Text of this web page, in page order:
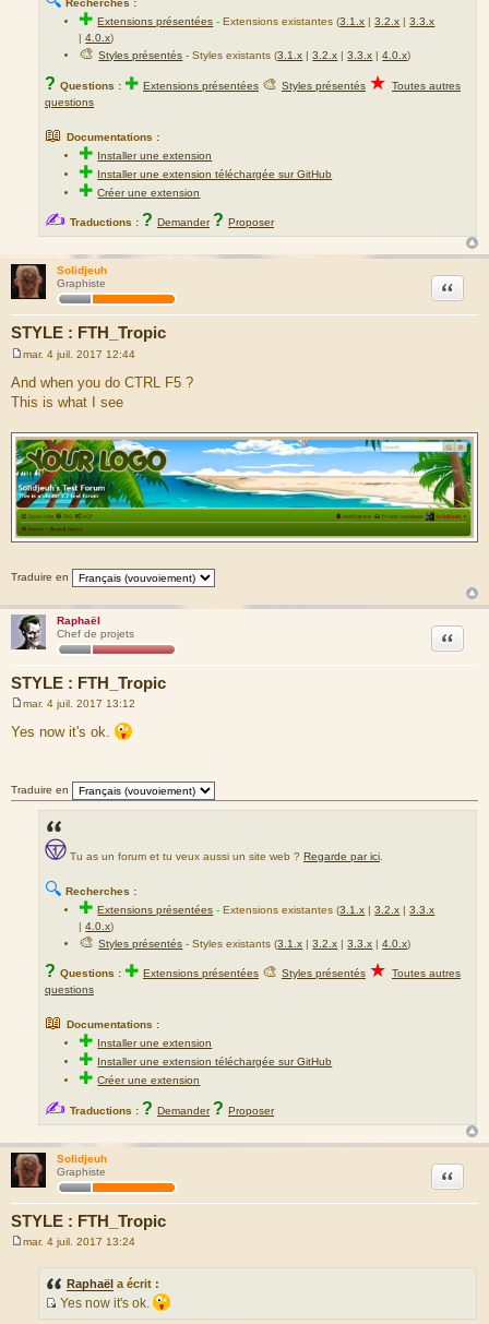
Recherches :
✚Extensions présentées -Extensions existantes (3.1.x |3.2.x |3.3.x
|4.0.x)
🎨Styles présentés - Styles existants (3.1.x |3.2.x |3.3.x |4.0.x)
? Questions : ✚ Extensions présentées 🎨 Styles présentés ★ Toutes autres
questions
📖 Documentations :
✚ Installer une extension
✚ Installer une extension téléchargée sur GitHub
✚Créer une extension
✍ Traductions : ? Demander ? Proposer
Solidjeuh
Graphiste
STYLE : FTH_Tropic
Citation
s
s
e
mar. 4 juil. 2017 12:44
And when you do CTRL F5 ?
This is what I see
Traduire en
Raphaël
Chef de projets
STYLE : FTH_Tropic
Citation
e
s
e
mar. 4 juil. 2017 13:12
Yes now it's ok.
Traduire en
Tu as un forum et tu veux aussi un site web ? Regarde par ici
🔍 Recherches :
✚Extensions présentées -Extensions existantes (3.1.x |3.2.x |3.3.x
|4.0.x)
🎨Styles présentés - Styles existants (3.1.x |3.2.x |3.3.x |4.0.x)
? Questions : ✚ Extensions présentées 🎨 Styles présentés ★ Toutes autres
questions
📖 Documentations :
✚ Installer une extension
✚ Installer une extension téléchargée sur GitHub
✚Créer une extension
✍ Traductions : ? Demander ? Proposer
Solidjeuh
Graphiste
STYLE : FTH_Tropic
Citation
mar. 4 juil. 2017 13:24
Raphaël a écrit :
Yes now it's ok.